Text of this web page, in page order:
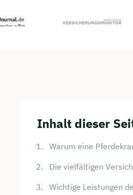
Inhalt dieser
Warum eine
Die vielfältigen
Wichtige Leistungen